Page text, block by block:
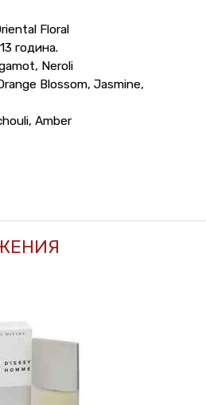
Floral
година.
Neroli
Blossom, Jasmine,
Amber